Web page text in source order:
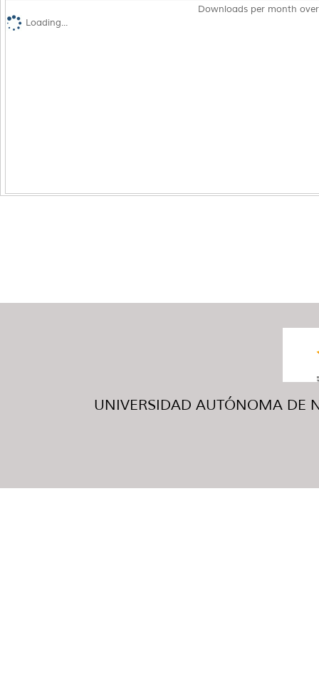
Downloads per month
Loading...
UNIVERSIDAD AUTÓNOMA DE